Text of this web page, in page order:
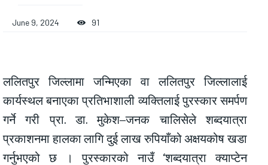
June 9, 2024 91
ललितपुर जिल्लामा जन्मिएका वा ललितपुर जिल्लालाई
कार्यस्थल बनाएका प्रतिभाशाली व्यक्तिलाई पुरस्कार समर्पण
गर्ने गरी प्रा. डा. मुकेश–जनक चालिसेले शब्दयात्रा
प्रकाशनमा हालका लागि दुई लाख रुपियाँको अक्षयकोष खडा
गर्नुभएको छ । पुरस्कारको नाउँ ‘शब्दयात्रा क्याप्टेन